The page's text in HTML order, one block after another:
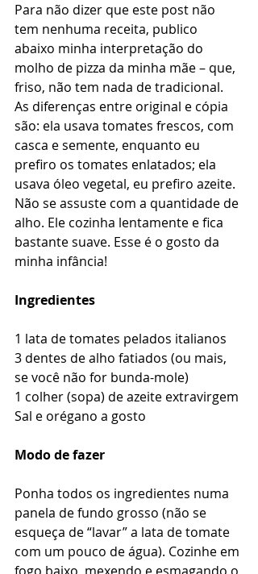
Para não dizer que este post não
tem nenhuma receita, publico
abaixo minha interpretação do
molho de pizza da minha mãe – que,
friso, não tem nada de tradicional.
As diferenças entre original e cópia
são: ela usava tomates frescos, com
casca e semente, enquanto eu
prefiro os tomates enlatados; ela
usava óleo vegetal, eu prefiro azeite.
Não se assuste com a quantidade de
alho. Ele cozinha lentamente e fica
bastante suave. Esse é o gosto da
minha infância!
Ingredientes
1 lata de tomates pelados italianos
3 dentes de alho fatiados (ou mais,
se você não for bunda-mole)
1 colher (sopa) de azeite extravirgem
Sal e orégano a gosto
Modo de fazer
Ponha todos os ingredientes numa
panela de fundo grosso (não se
esqueça de “lavar” a lata de tomate
com um pouco de água). Cozinhe em